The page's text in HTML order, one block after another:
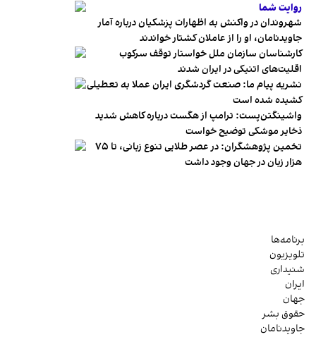
روایت شما
شهروندان در واکنش به اظهارات پزشکیان درباره آمار
جاویدنامان، او را از عاملان کشتار خواندند
کارشناسان سازمان ملل خواستار توقف سرکوب
اقلیت‌های اتنیکی در ایران شدند
نشریه پیام ما: صنعت گردشگری ایران عملا به تعطیلی
کشیده شده است
واشینگتن‌پست: ترامپ از هگست درباره کاهش شدید
ذخایر موشکی توضیح خواست
تخمین پژوهشگران: در عصر طلایی تنوع زبانی، تا ۷۵
هزار زبان در جهان وجود داشت
برنامه‌ها
تلویزیون
شنیداری
ایران
جهان
حقوق بشر
جاویدنامان